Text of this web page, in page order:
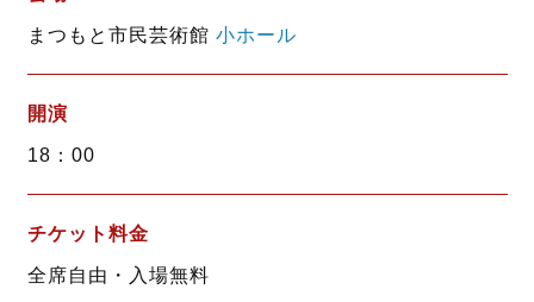
まつもと市民芸術館 小ホール
開演
18：00
チケット料金
全席自由・入場無料